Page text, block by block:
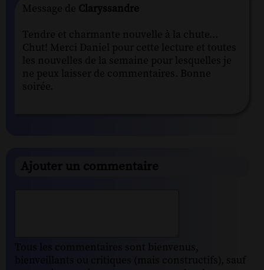
Message de Claryssandre
Tendre et charmante nouvelle à la chute...
Chut! Merci Daniel pour cette lecture et toutes
les nouvelles de la semaine pour lesquelles je
ne peux laisser de commentaires. Bonne
soirée.
Ajouter un commentaire
Tous les commentaires sont bienvenus,
bienveillants ou critiques (mais constructifs), sauf